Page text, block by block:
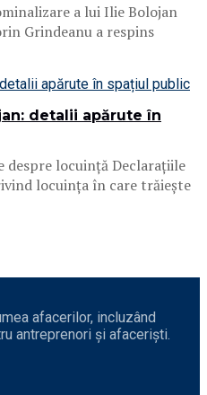
a lui Ilie Bolojan
Grindeanu a respins
detalii apărute în
despre locuință Declarațiile
locuința în care trăiește
afacerilor, incluzând
antreprenori și afaceriști.